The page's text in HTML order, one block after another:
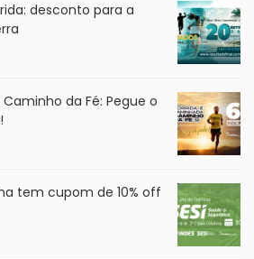
desconto para a
da Fé: Pegue o
tem cupom de 10% off